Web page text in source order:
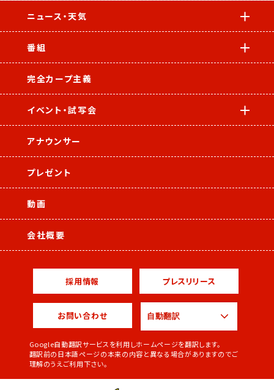
ニュース・天気
番組
完全カープ主義
イベント・試写会
アナウンサー
プレゼント
動画
会社概要
採用情報 プレスリリース
お問い合わせ
Google自動翻訳サービスを利用しホームページを翻訳します。
翻訳前の日本語ページの本来の内容と異なる場合がありますのでご
理解のうえご利用下さい。